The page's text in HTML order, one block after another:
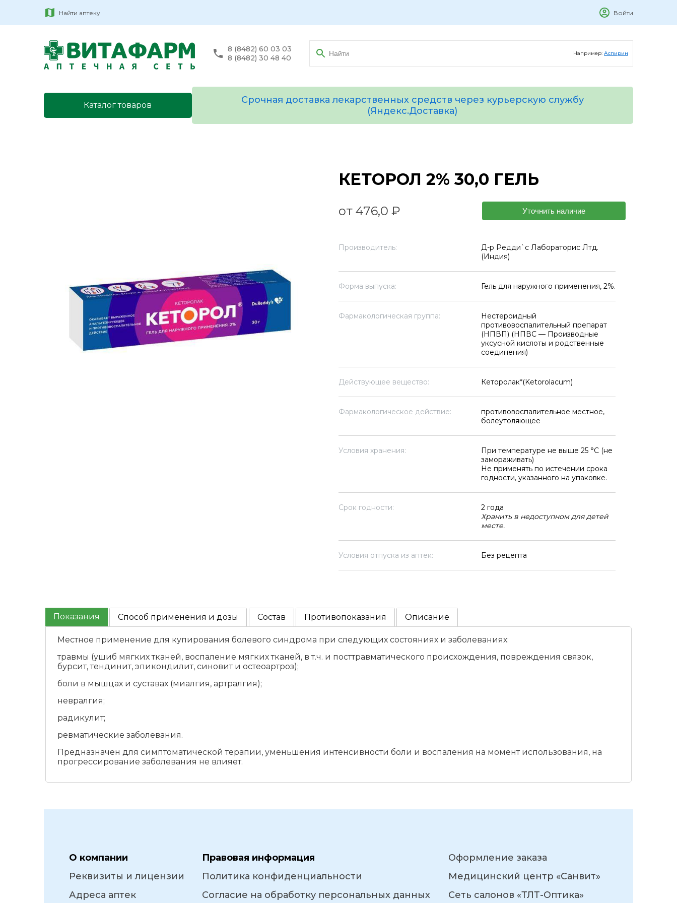
Найти аптеку Войти
8 (8482) 60 03 03
8 (8482) 30 48 40
Например: Аспирин
Каталог товаров
Срочная доставка лекарственных средств через курьерскую службу
(Яндекс.Доставка)
КЕТОРОЛ 2% 30,0 ГЕЛЬ
от 476,0 ₽ Уточнить наличие
Производитель:
Д-р Редди`с Лабораторис Лтд.
(Индия)
Форма выпуска: Гель для наружного применения, 2%.
Фармакологическая группа:
Нестероидный
противовоспалительный препарат
(НПВП) (НПВС — Производные
уксусной кислоты и родственные
соединения)
Действующее вещество: Кеторолак*(Ketorolacum)
Фармакологическое действие:
противовоспалительное местное,
болеутоляющее
Условия хранения:
При температуре не выше 25 °C (не
замораживать)
Не применять по истечении срока
годности, указанного на упаковке.
Срок годности:
2 года
Хранить в недоступном для детей
месте.
Условия отпуска из аптек: Без рецепта
Показания Способ применения и дозы Состав Противопоказания Описание
Местное применение для купирования болевого синдрома при следующих состояниях и заболеваниях:
травмы (ушиб мягких тканей, воспаление мягких тканей, в т.ч. и посттравматического происхождения, повреждения связок,
бурсит, тендинит, эпикондилит, синовит и остеоартроз);
боли в мышцах и суставах (миалгия, артралгия);
невралгия;
радикулит;
ревматические заболевания.
Предназначен для симптоматической терапии, уменьшения интенсивности боли и воспаления на момент использования, на
прогрессирование заболевания не влияет.
О компании
Реквизиты и лицензии
Адреса аптек
Правовая информация
Политика конфиденциальности
Согласие на обработку персональных данных
Оформление заказа
Медицинский центр «Санвит»
Сеть салонов «ТЛТ-Оптика»